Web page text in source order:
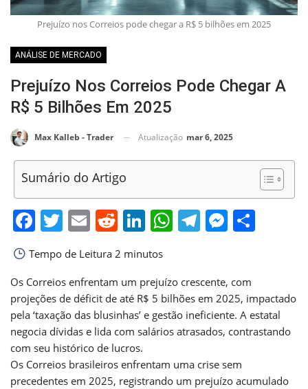
Prejuízo nos Correios pode chegar a R$ 5 bilhões em 2025
ANÁLISE DE MERCADO
Prejuízo Nos Correios Pode Chegar A
R$ 5 Bilhões Em 2025
Max Kalleb - Trader Atualização mar 6, 2025
Sumário do Artigo
Facebook
Twitter
EmailReddit
LinkedIn
WhatsApp
Telegram
Tempo de Leitura 2 minutos
Os Correios enfrentam um prejuízo crescente, com
projeções de déficit de até R$ 5 bilhões em 2025, impactado
pela ‘taxação das blusinhas’ e gestão ineficiente. A estatal
negocia dívidas e lida com salários atrasados, contrastando
com seu histórico de lucros.
Os Correios brasileiros enfrentam uma crise sem
precedentes em 2025, registrando um prejuízo acumulado